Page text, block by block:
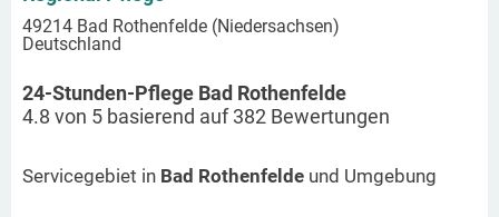
49214 Bad Rothenfelde (Niedersachsen)
Deutschland
24-Stunden-Pflege Bad Rothenfelde
4.8 von 5 basierend auf382 Bewertungen
Servicegebiet in Bad Rothenfelde und Umgebung